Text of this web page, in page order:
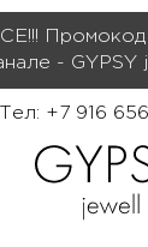
- GYPSY
Тел: +7 916